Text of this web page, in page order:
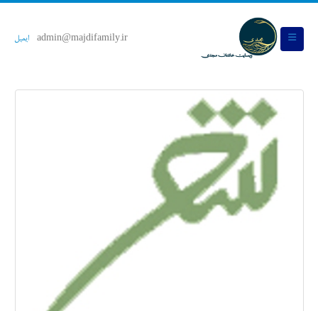
admin@majdifamily.ir ایمیل